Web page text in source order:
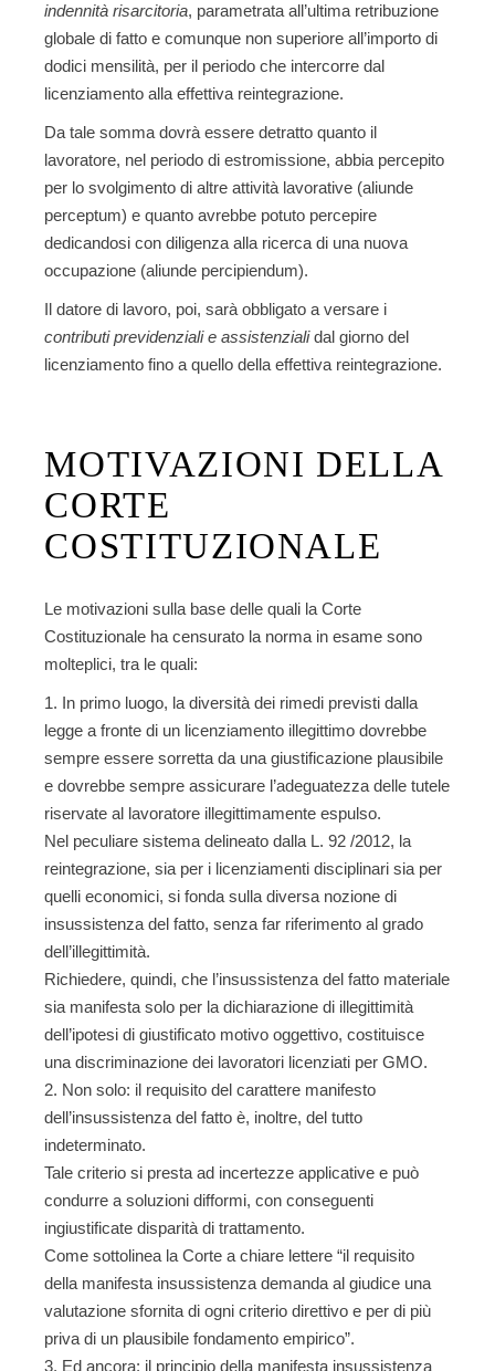
indennità risarcitoria, parametrata all’ultima retribuzione
globale di fatto e comunque non superiore all’importo di
dodici mensilità, per il periodo che intercorre dal
licenziamento alla effettiva reintegrazione.
Da tale somma dovrà essere detratto quanto il
lavoratore, nel periodo di estromissione, abbia percepito
per lo svolgimento di altre attività lavorative (aliunde
perceptum) e quanto avrebbe potuto percepire
dedicandosi con diligenza alla ricerca di una nuova
occupazione (aliunde percipiendum).
Il datore di lavoro, poi, sarà obbligato a versare i
contributi previdenziali e assistenziali dal giorno del
licenziamento fino a quello della effettiva reintegrazione.
MOTIVAZIONI DELLA
CORTE
COSTITUZIONALE
Le motivazioni sulla base delle quali la Corte
Costituzionale hacensurato la norma in esame sono
molteplici, tra le quali:
In primo luogo, la diversità dei rimedi previsti dalla
legge a fronte di un licenziamento illegittimo dovrebbe
sempre essere sorretta da una giustificazione plausibile
e dovrebbe sempre assicurare l’adeguatezza delle tutele
riservate al lavoratore illegittimamente espulso.
Nel peculiare sistema delineato dalla L. 92 /2012, la
reintegrazione, sia per i licenziamenti disciplinari sia per
quelli economici, si fonda sulla diversa nozione di
insussistenza del fatto, senza far riferimento al grado
dell’illegittimità.
Richiedere, quindi, che l’insussistenza del fatto materiale
sia manifesta solo per la dichiarazione di illegittimità
dell’ipotesi di giustificato motivo oggettivo, costituisce
una discriminazione dei lavoratori licenziati per GMO.
Non solo: il requisito del carattere manifesto
dell’insussistenza del fatto è, inoltre, del tutto
indeterminato.
Tale criterio si presta ad incertezze applicative e può
condurre a soluzioni difformi, con conseguenti
ingiustificate disparità di trattamento.
Come sottolinea la Corte a chiare lettere “il requisito
della manifesta insussistenza demanda al giudice una
valutazione sfornita di ogni criterio direttivo e per di più
priva di un plausibile fondamento empirico”.
Ed ancora: il principio della manifesta insussistenza